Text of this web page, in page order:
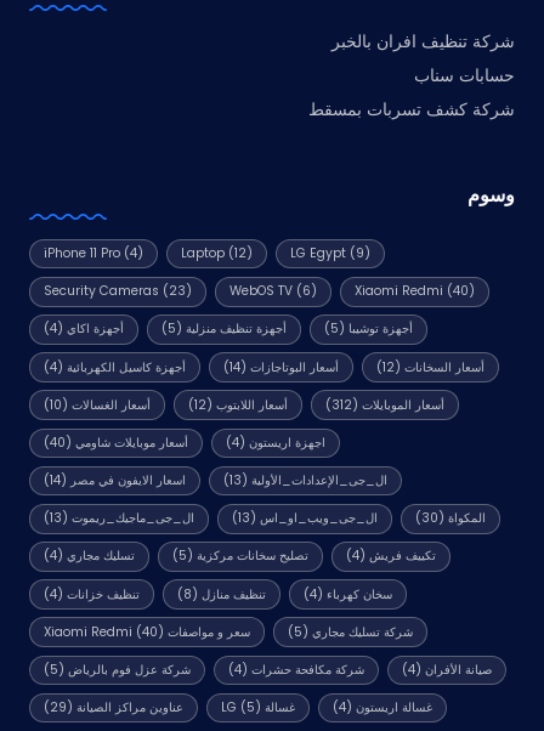
شركة تنظيف افران بالخبر
حسابات سناب
شركة كشف تسربات بمسقط
وسوم
iPhone 11 Pro (4) Laptop(12) LG Egypt(9)
Security Cameras (23) WebOS TV(6) Xiaomi Redmi (40)
أجهزة اكاي(4) أجهزة تنظيف منزلية (5) أجهزة توشيبا (5)
أجهزة كاسيل الكهربائية(4) أسعار البوتاجازات (14) أسعار السخانات (12)
أسعار الغسالات(10) أسعار اللابتوب (12) أسعار الموبايلات (312)
أسعار موبايلات شاومي(40) اجهزة اريستون (4)
اسعار الايفون في مصر (14) ال_جى_الإعدادات_الأولية (13)
ال_جى_ماجيك_ريموت(13) ال_جى_ويب_او_اس (13) المكواة (30)
تسليك مجاري(4) تصليح سخانات مركزية (5) تكييف فريش (4)
تنظيف خزانات(4) تنظيف منازل (8) سخان كهرباء (4)
سعر و مواصفات Xiaomi Redmi (40) شركة تسليك مجاري (5)
شركة عزل فوم بالرياض(5) شركة مكافحة حشرات (4) صيانة الأفران (4)
عناوين مراكز الصيانة(29) غسالة LG (5) غسالة اريستون (4)